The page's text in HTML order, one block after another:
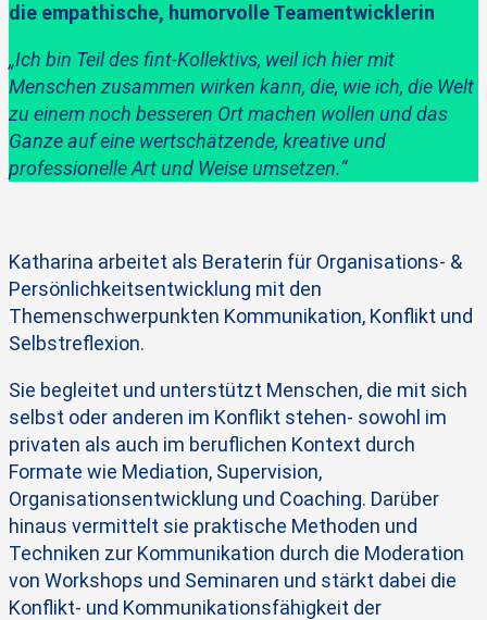
die empathische, humorvolle Teamentwicklerin
„Ich bin Teil des fint-Kollektivs, weil ich hier mit
Menschen zusammen wirken kann, die, wie ich, die Welt
zu einem noch besseren Ort machen wollen und das
Ganze auf eine wertschätzende, kreative und
professionelle Art und Weise umsetzen.“
Katharina arbeitet als Beraterin für Organisations- &
Persönlichkeitsentwicklung mit den
Themenschwerpunkten Kommunikation, Konflikt und
Selbstreflexion.
Sie begleitet und unterstützt Menschen, die mit sich
selbst oder anderen im Konflikt stehen- sowohl im
privaten als auch im beruflichen Kontext durch
Formate wie Mediation, Supervision,
Organisationsentwicklung und Coaching. Darüber
hinaus vermittelt sie praktische Methoden und
Techniken zur Kommunikation durch die Moderation
von Workshops und Seminaren und stärkt dabei die
Konflikt- und Kommunikationsfähigkeit der